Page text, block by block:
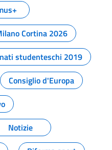
Cortina 2026
studenteschi 2019
Consiglio d'Europa
Notizie